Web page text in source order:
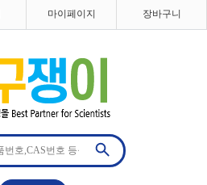
마이페이지 장바구니